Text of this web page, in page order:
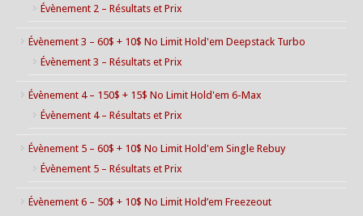
Évènement 2 – Résultats et Prix
Évènement 3 – 60$ + 10$ No Limit Hold'em Deepstack Turbo
Évènement 3 – Résultats et Prix
Évènement 4 – 150$ + 15$ No Limit Hold'em 6-Max
Évènement 4 – Résultats et Prix
Évènement 5 – 60$ + 10$ No Limit Hold'em Single Rebuy
Évènement 5 – Résultats et Prix
Évènement 6 – 50$ + 10$ No Limit Hold’em Freezeout